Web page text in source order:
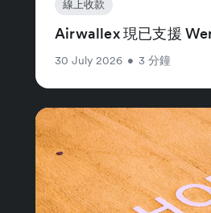
線上收款
Airwallex 現已支援
30 July 2026 • 3 分鐘